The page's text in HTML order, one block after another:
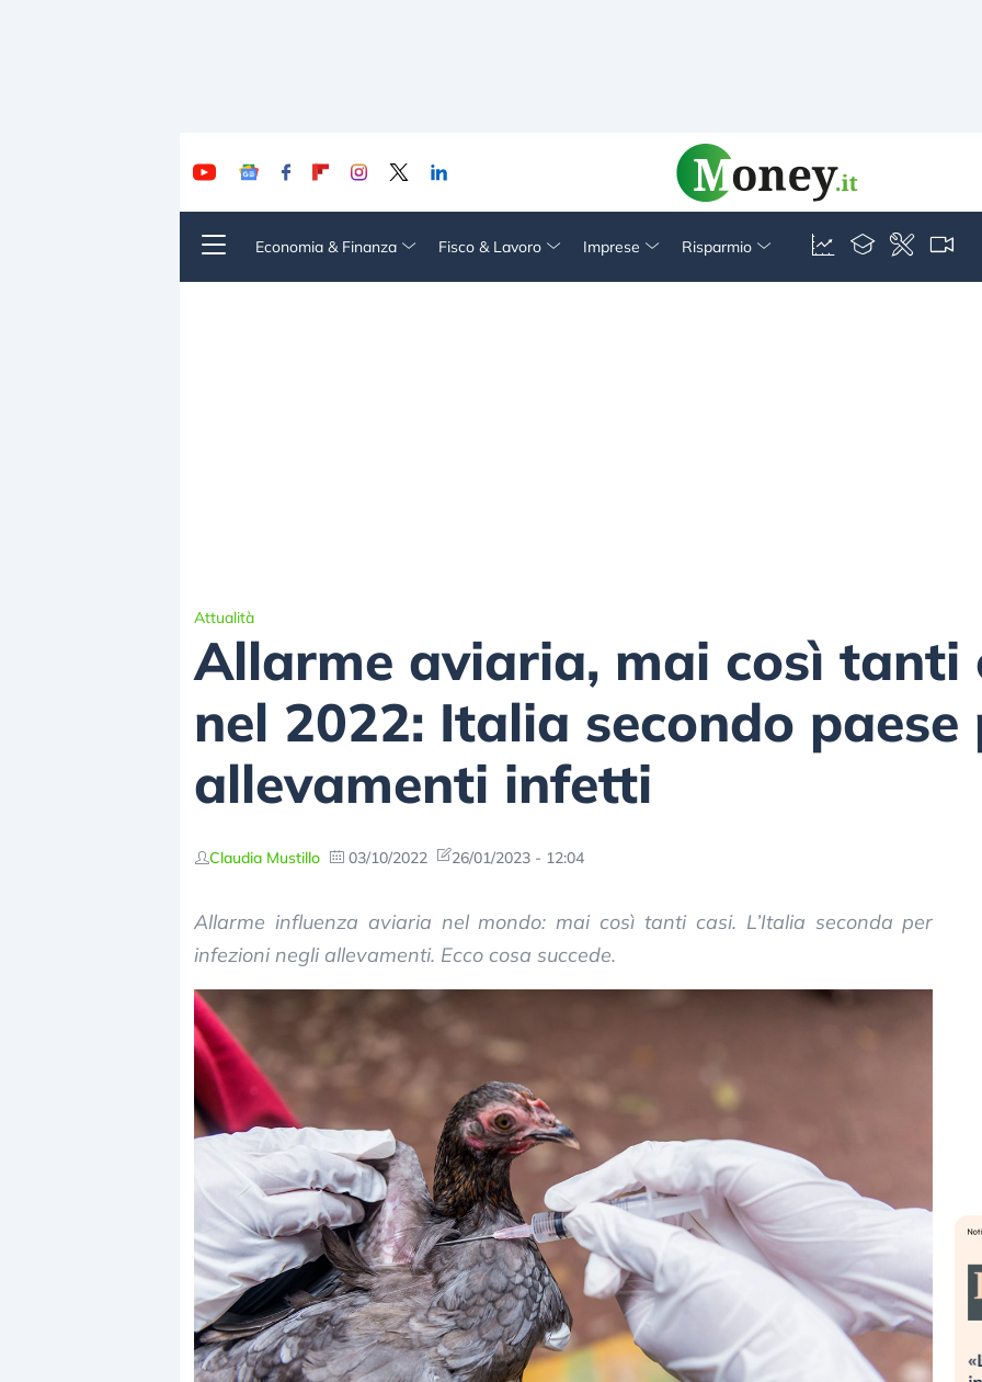
Economia & Finanza Fisco & Lavoro Imprese Risparmio
Attualità
Allarme aviaria, mai così tanti
nel 2022: Italia secondo paese
allevamenti infetti
Claudia Mustillo 03/10/2022 26/01/2023 - 12:04
Allarme influenza aviaria nel mondo: mai così tanti casi. L’Italia seconda per
infezioni negli allevamenti. Ecco cosa succede.
Dalle valutazioni estreme alla
«La mia vita è rovinata». Investitori